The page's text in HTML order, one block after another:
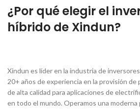
¿Por qué elegir el
híbrido de Xindun?
Xindun es líder en la industria de
20+ años de experiencia en la provisión
de alta calidad para aplicaciones de
en todo el mundo. Operamos una